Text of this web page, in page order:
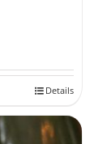
Details